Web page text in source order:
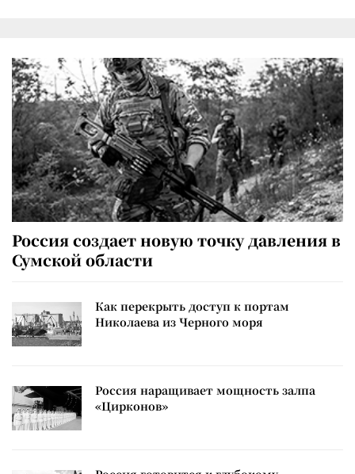
Россия создает новую точку давления в
Сумской области
Как перекрыть доступ к портам
Николаева из Черного моря
Россия наращивает мощность залпа
«Цирконов»